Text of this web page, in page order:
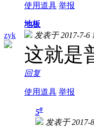
使用道具 举报
zyk
地板
发表于 2017-7-6
这就是
回复
使用道具 举报
5#
发表于 2017-